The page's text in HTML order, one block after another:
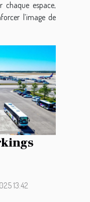
espace,
l’image de
13:42